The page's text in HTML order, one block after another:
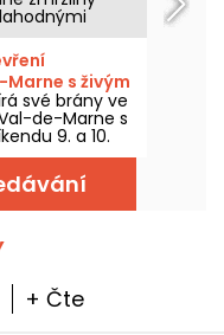
sorbety a
zmrzlinárna v
s živým
své brány ve
de-Marne s
9. a 10.
prací.
bude k
čtvrtka 30.
+ Čte